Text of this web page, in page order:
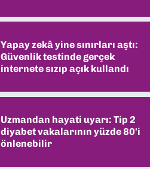
Yapay zekâ yine sınırları aştı:
Güvenlik testinde gerçek
internete sızıp açık kullandı
Uzmandan hayati uyarı: Tip 2
diyabet vakalarının yüzde 80'i
önlenebilir